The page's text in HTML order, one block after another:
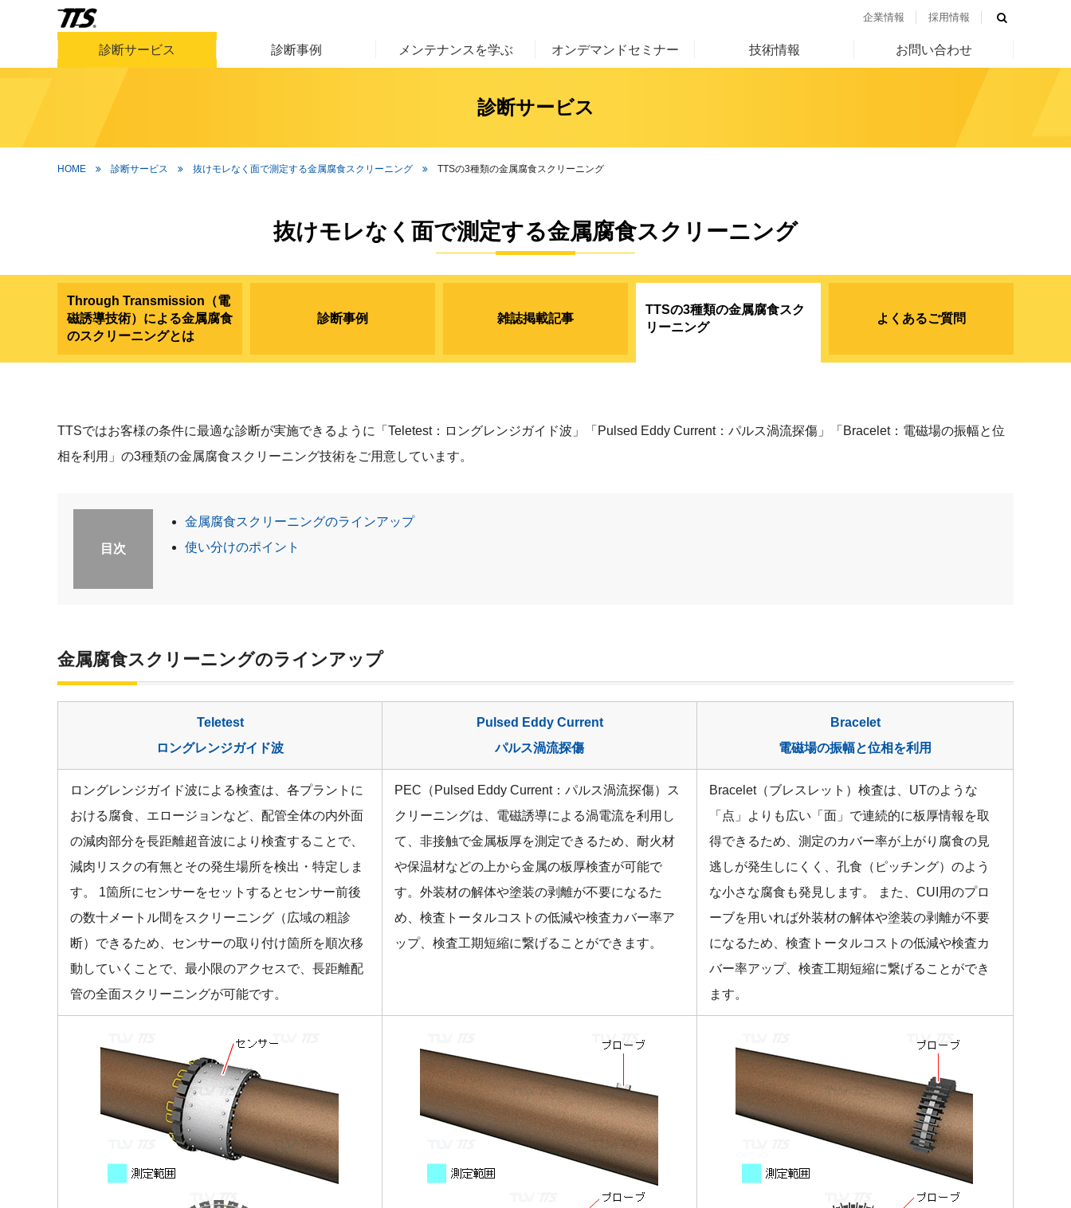
診断サービス 診断事例 メンテナンスを学ぶ オンデマンドセミナー 技術情報 お問い合わせ
企業情報 採用情報
診断サービス
HOME 診断サービス 抜けモレなく面で測定する金属腐食スクリーニング TTSの3種類の金属腐食スクリーニング
抜けモレなく面で測定する金属腐食スクリーニング
Through Transmission（電
磁誘導技術）による金属腐食
のスクリーニングとは
診断事例 雑誌掲載記事
TTSの3種類の金属腐食スク
リーニング
よくあるご質問
TTSではお客様の条件に最適な診断が実施できるように「Teletest：ロングレンジガイド波」「Pulsed Eddy Current：パルス渦流探傷」「Bracelet：電磁場の振幅と位
相を利用」の3種類の金属腐食スクリーニング技術をご用意しています。
目次
金属腐食スクリーニングのラインアップ
使い分けのポイント
金属腐食スクリーニングのラインアップ
Teletest
ロングレンジガイド波
Pulsed Eddy Current
パルス渦流探傷
Bracelet
電磁場の振幅と位相を利用
ロングレンジガイド波による検査は、各プラントに
おける腐食、エロージョンなど、配管全体の内外面
の減肉部分を長距離超音波により検査することで、
減肉リスクの有無とその発生場所を検出・特定しま
す。 1箇所にセンサーをセットするとセンサー前後
の数十メートル間をスクリーニング（広域の粗診
断）できるため、センサーの取り付け箇所を順次移
動していくことで、最小限のアクセスで、長距離配
管の全面スクリーニングが可能です。
PEC（Pulsed Eddy Current：パルス渦流探傷）ス
クリーニングは、電磁誘導による渦電流を利用し
て、非接触で金属板厚を測定できるため、耐火材
や保温材などの上から金属の板厚検査が可能で
す。外装材の解体や塗装の剥離が不要になるた
め、検査トータルコストの低減や検査カバー率ア
ップ、検査工期短縮に繋げることができます。
Bracelet（ブレスレット）検査は、UTのような
「点」よりも広い「面」で連続的に板厚情報を取
得できるため、測定のカバー率が上がり腐食の見
逃しが発生しにくく、孔食（ピッチング）のよう
な小さな腐食も発見します。 また、CUI用のプロ
ーブを用いれば外装材の解体や塗装の剥離が不要
になるため、検査トータルコストの低減や検査カ
バー率アップ、検査工期短縮に繋げることができ
ます。